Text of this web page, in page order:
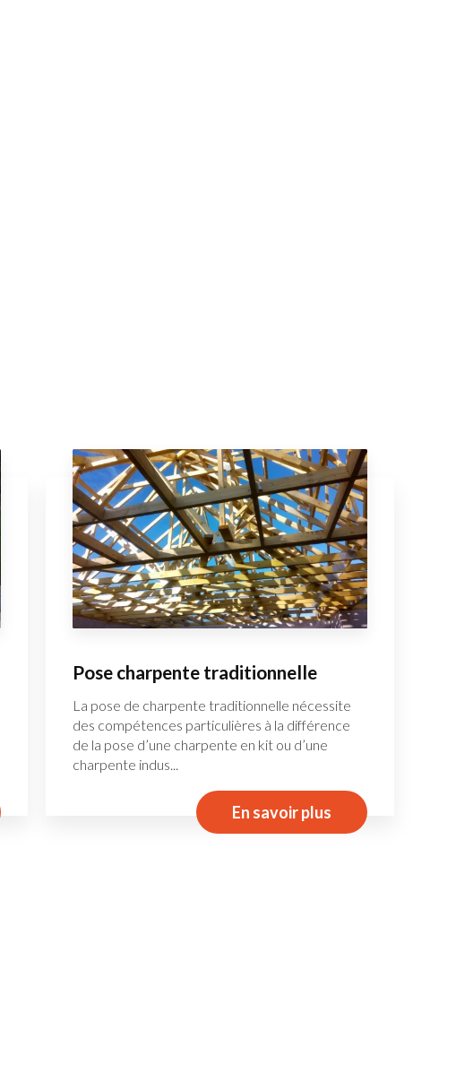
Pose charpente traditionnelle
La pose de charpente traditionnelle nécessite
des compétences particulières à la différence
de la pose d’une charpente en kit ou d’une
charpente indus...
En savoir plus